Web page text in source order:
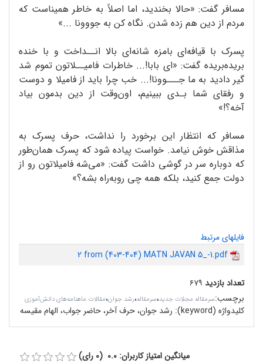
مسافر گفت: «حالا بخندید، اما اصلاً به خاطر همیناست که
مردم از دین هم زده شدن. نگاه کن به جووونا ...»
پسرک با قیافه‌ای بامزه شانه‌ای بالا انــداخت و با خنده
بریده‌بریده گفت: «ای بابا!... خاطرات فامیــلاتون تموم شد
گیر دادید به ما جـــوونا!... خب چرا باید از فامیلا و دوست
و رفقای شما بـدی ببینیم، اون‌وقت از دین بدمون بیاد
آخه؟!»
مسافر که انتظار این برخورد را نداشت، حرف پسرک به
مذاقش خوش نیامد. خواست پیاده شود که پسرک همان‌طور
که دوباره سر در گوشی داشت گفت: «می‌شه فامیلاتون رو از
دولت جمع کنید، بلکه همه چی روبه‌راه بشه؟»
فایلهای مرتبط
2 from (403-404) MATN JAVAN 5_-1.pdf
تعداد بازدید ۶۷۹
برچسب:سرمقاله مجلات جدید،سرمقاله،رشد جوان،مقالات ماهنامه‌های دانش‌آموزی
کلیدواژه (keyword): رشد جوان،‌ حرف آخر، حاضر جواب، الهام مقیسه
میانگین امتیاز کاربران: 0.0 (0 رای)